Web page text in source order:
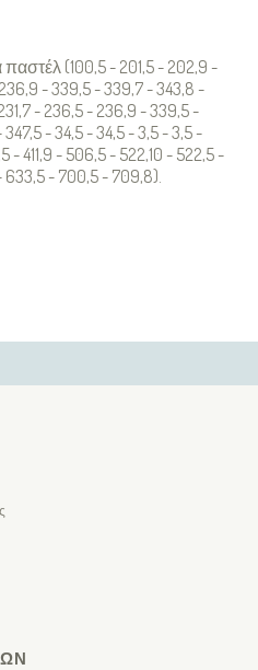
(100,5 - 201,5 - 202,9 -
- 339,5 - 339,7 - 343,8 -
- 236,5 - 236,9 - 339,5 -
- 34,5 - 34,5 - 3,5 - 3,5 -
- 411,9 - 506,5 - 522,10 - 522,5 -
633,5 - 700,5 - 709,8).